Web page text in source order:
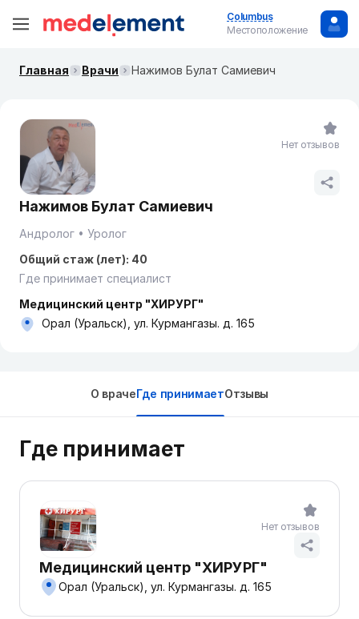
Columbus
Местоположение
Главная Врачи Нажимов Булат Самиевич
Нажимов Булат Самиевич
Андролог
Уролог
Общий стаж (лет): 40
Где принимает специалист
Медицинский центр "ХИРУРГ"
Орал (Уральск), ул. Курмангазы. д. 165
Нет отзывов
О врачеГде принимаетОтзывы
Где принимает
Медицинский центр "ХИРУРГ"
Орал (Уральск), ул. Курмангазы. д. 165
Нет отзывов